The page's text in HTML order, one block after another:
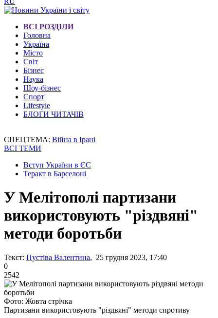
ВСІ РОЗДІЛИ
Головна
Україна
Місто
Світ
Бізнес
Наука
Шоу-бізнес
Спорт
Lifestyle
БЛОГИ ЧИТАЧІВ
СПЕЦТЕМА: Війна в Ірані
ВСІ ТЕМИ
Вступ України в ЄС
Теракт в Барселоні
У Мелітополі партизани
використовують "різдвяні"
методи боротьби
Текст: Пустіва Валентина, 25 грудня 2023, 17:40
0
2542
Фото: Жовта стрічка
Партизани використовують "різдвяні" методи спротиву